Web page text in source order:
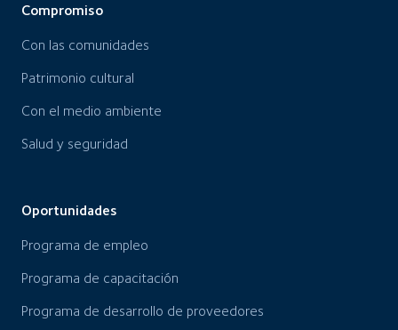
Compromiso
Con las comunidades
Patrimonio cultural
Con el medio ambiente
Salud y seguridad
Oportunidades
Programa de empleo
Programa de capacitación
Programa de desarrollo de proveedores